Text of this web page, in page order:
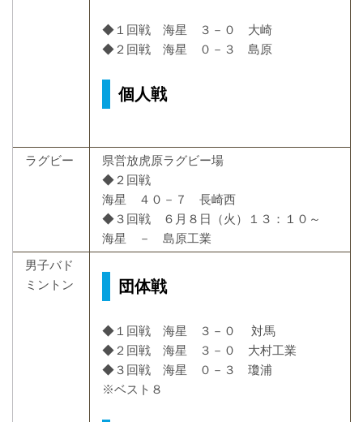
◆１回戦 海星 ３－０ 大崎
◆２回戦 海星 ０－３ 島原
個人戦
ラグビー
県営放虎原ラグビー場
◆２回戦
海星 ４０－７ 長崎西
◆３回戦 ６月８日（火）１３：１０～
海星 － 島原工業
男子バド
ミントン
団体戦
◆１回戦 海星 ３－０ 対馬
◆２回戦 海星 ３－０ 大村工業
◆３回戦 海星 ０－３ 瓊浦
※ベスト８